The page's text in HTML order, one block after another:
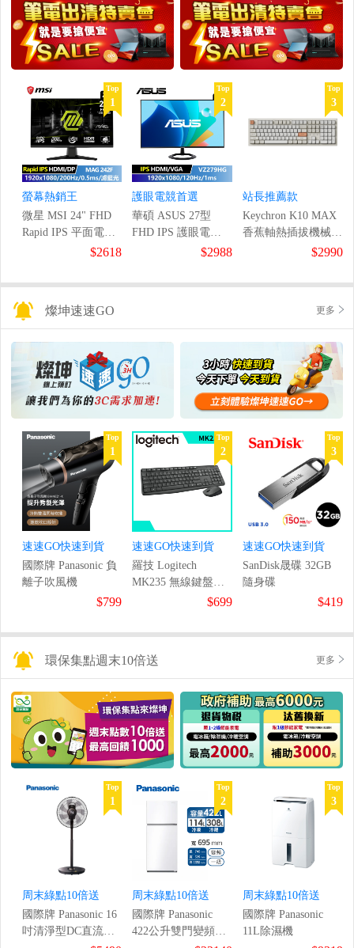
Top
1
螢幕熱銷王
微星 MSI 24" FHD
Rapid IPS 平面電競
$2618
Top
2
護眼電競首選
華碩 ASUS 27型
FHD IPS 護眼電競
$2988
Top
3
站長推薦款
Keychron K10 MAX
香蕉軸熱插拔機械鍵
$2990
燦坤速速GO 更多
Top
1
速速GO快速到貨
國際牌 Panasonic 負
離子吹風機
$799
Top
2
速速GO快速到貨
羅技 Logitech
MK235 無線鍵盤滑
$699
Top
3
速速GO快速到貨
SanDisk晟碟 32GB
隨身碟
$419
環保集點週末10倍送 更多
Top
1
周末綠點10倍送
國際牌 Panasonic 16
吋清淨型DC直流風
Top
2
周末綠點10倍送
國際牌 Panasonic
422公升雙門變頻冰
Top
3
周末綠點10倍送
國際牌 Panasonic
11L除濕機